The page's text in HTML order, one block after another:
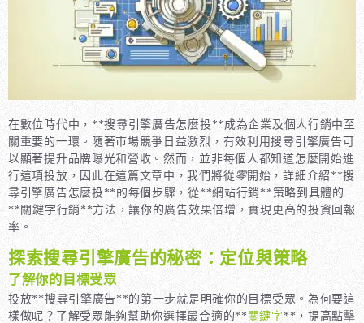
在數位時代中，**搜尋引擎廣告怎麼投**成為企業及個人行銷中至
關重要的一環。隨著市場競爭日益激烈，有效利用搜尋引擎廣告可
以顯著提升品牌曝光和營收。然而，並非每個人都知道怎麼開始進
行這項投放，因此在這篇文章中，我們將從零開始，詳細介紹**搜
尋引擎廣告怎麼投**的每個步驟，從**網站行銷**策略到具體的
**關鍵字行銷**方法，讓你的廣告效果倍增，實現更高的投資回報
率。
探索搜尋引擎廣告的秘密：定位與策略
了解你的目標受眾
投放**搜尋引擎廣告**的第一步就是明確你的目標受眾。為何要這
樣做呢？了解受眾能夠幫助你選擇最合適的** 關鍵字 **，提高點擊